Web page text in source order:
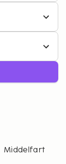
Middelfart